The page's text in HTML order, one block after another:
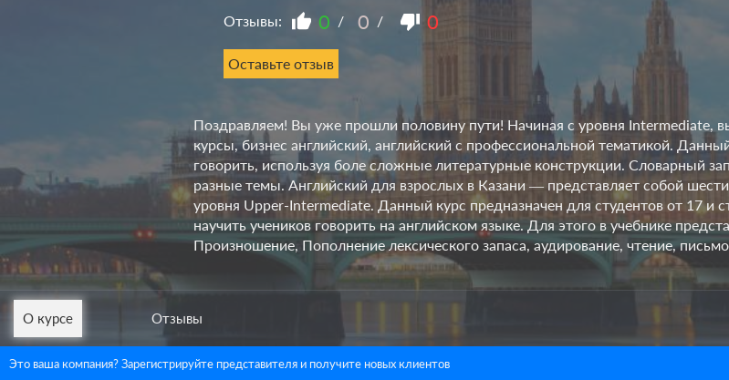
Отзывы: 0 / 0 / 0
Оставьте отзыв
Поздравляем! Вы уже прошли половину пути! Начиная с уровня Intermediate,
курсы, бизнес английский, английский с профессиональной тематикой.
говорить, используя боле сложные литературные конструкции. Словарный
разные темы. Английский для взрослых в Казани — представляет собой
уровня Upper-Intermediate. Данный курс предназначен для студентов от 17 и
научить учеников говорить на английском языке. Для этого в учебнике
Произношение, Пополнение лексического запаса, аудирование, чтение,
О курсе Отзывы
Это ваша компания? Зарегистрируйте представителя и получите новых клиентов